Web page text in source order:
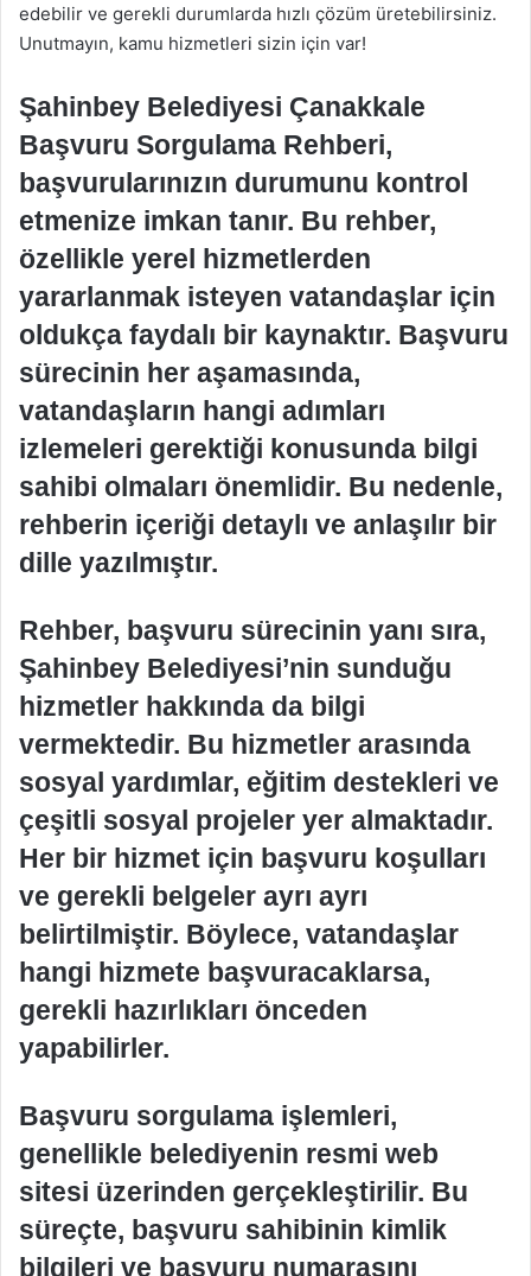
edebilir ve gerekli durumlarda hızlı çözüm üretebilirsiniz.
Unutmayın, kamu hizmetleri sizin için var!
Şahinbey Belediyesi Çanakkale
Başvuru Sorgulama Rehberi,
başvurularınızın durumunu kontrol
etmenize imkan tanır. Bu rehber,
özellikle yerel hizmetlerden
yararlanmak isteyen vatandaşlar için
oldukça faydalı bir kaynaktır. Başvuru
sürecinin her aşamasında,
vatandaşların hangi adımları
izlemeleri gerektiği konusunda bilgi
sahibi olmaları önemlidir. Bu nedenle,
rehberin içeriği detaylı ve anlaşılır bir
dille yazılmıştır.
Rehber, başvuru sürecinin yanı sıra,
Şahinbey Belediyesi’nin sunduğu
hizmetler hakkında da bilgi
vermektedir. Bu hizmetler arasında
sosyal yardımlar, eğitim destekleri ve
çeşitli sosyal projeler yer almaktadır.
Her bir hizmet için başvuru koşulları
ve gerekli belgeler ayrı ayrı
belirtilmiştir. Böylece, vatandaşlar
hangi hizmete başvuracaklarsa,
gerekli hazırlıkları önceden
yapabilirler.
Başvuru sorgulama işlemleri,
genellikle belediyenin resmi web
sitesi üzerinden gerçekleştirilir. Bu
süreçte, başvuru sahibinin kimlik
bilgileri ve başvuru numarasını